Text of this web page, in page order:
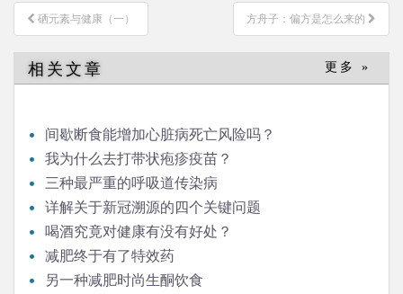
文
章
导
航
硒元素与健康（一） 方舟子：偏方是怎么来的
相关文章 更多 »
间歇断食能增加心脏病死亡风险吗？
我为什么去打带状疱疹疫苗？
三种最严重的呼吸道传染病
详解关于新冠溯源的四个关键问题
喝酒究竟对健康有没有好处？
减肥终于有了特效药
另一种减肥时尚生酮饮食